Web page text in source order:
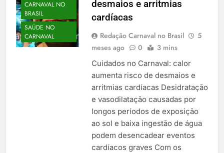
CARNAVAL NO
BRASIL
SAÚDE NO
CARNAVAL
desmaios e arritmias
cardíacas
Redação Carnaval no Brasil
5
meses ago
0 3 mins
Cuidados no Carnaval: calor
aumenta risco de desmaios e
arritmias cardíacas Desidratação
e vasodilatação causadas por
longos períodos de exposição
ao sol e baixa ingestão de água
podem desencadear eventos
cardíacos graves Com os